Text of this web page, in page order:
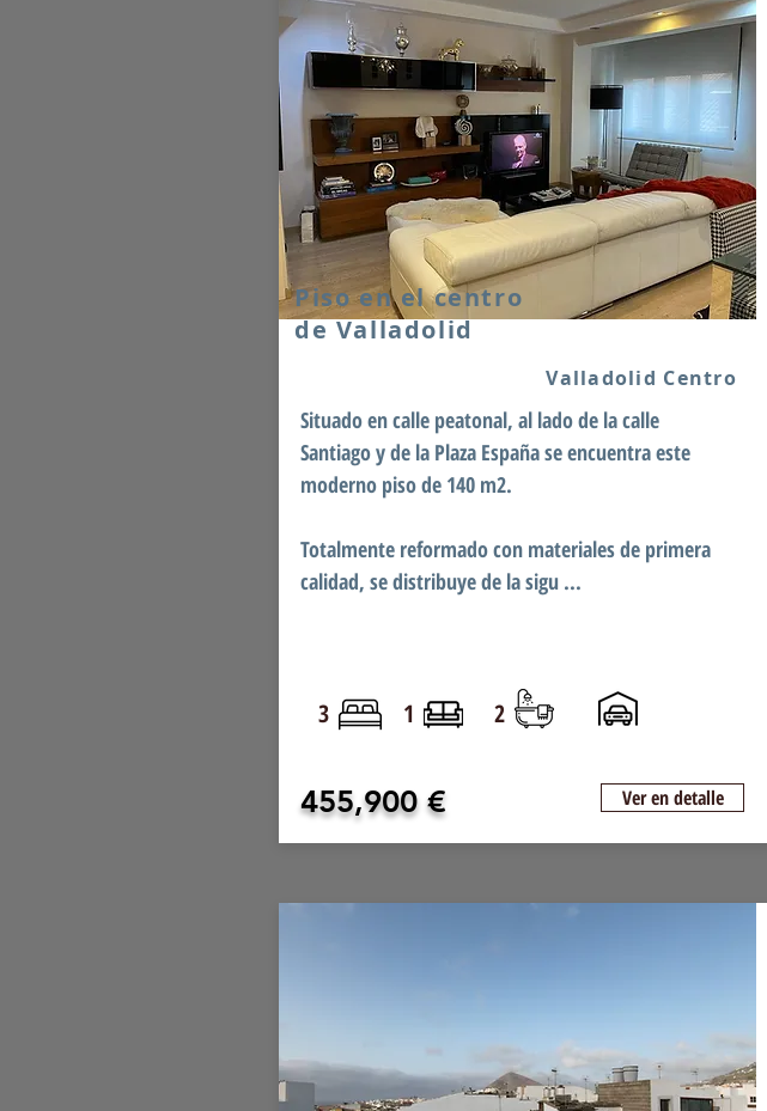
Piso en el centro
de Valladolid
Valladolid Centro
Situado en calle peatonal, al lado de la calle
Santiago y de la Plaza España se encuentra este
moderno piso de 140 m2.
Totalmente reformado con materiales de primera
calidad, se distribuye de la sigu ...
3 1 2
455,900 € Ver en detalle